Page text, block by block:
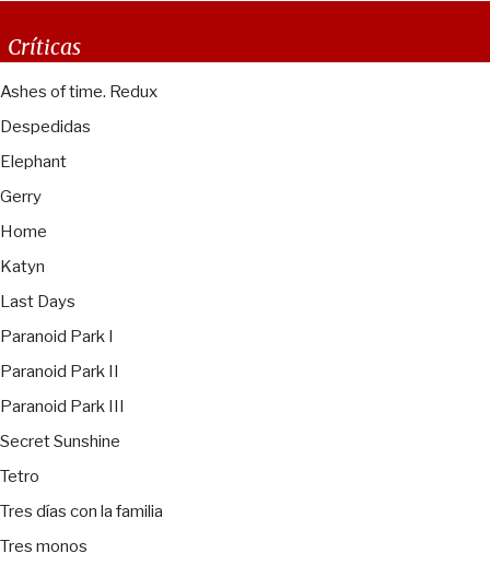
Críticas
Ashes of time. Redux
Despedidas
Elephant
Gerry
Home
Katyn
Last Days
Paranoid Park I
Paranoid Park II
Paranoid Park III
Secret Sunshine
Tetro
Tres días con la familia
Tres monos